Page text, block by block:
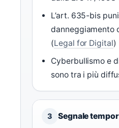
L’art. 635-bis
danneggiamento
(Legal for Digital)
Cyberbullismo e
sono tra i più
3 Segnale